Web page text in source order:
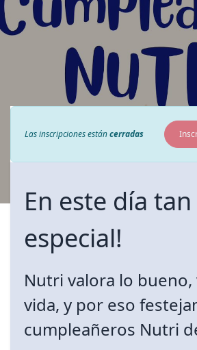
Las inscripciones estáncerradas
En este día tan
especial!
Nutri valora lo bueno,
vida, y por eso
cumpleañeros Nutri